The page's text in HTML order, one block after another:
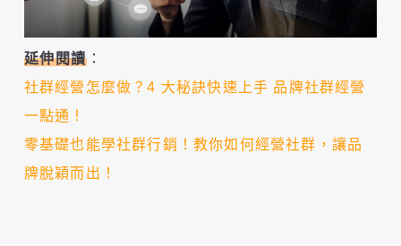
延伸閱讀：
社群經營怎麼做？4 大秘訣快速上手 品牌社群經營
一點通！
零基礎也能學社群行銷！教你如何經營社群，讓品
牌脫穎而出！